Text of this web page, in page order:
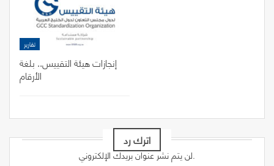
تقارير
إنجازات هيئة التقييس.. بلغة
الأرقام
اترك رد
لن يتم نشر عنوان بريدك الإلكتروني.